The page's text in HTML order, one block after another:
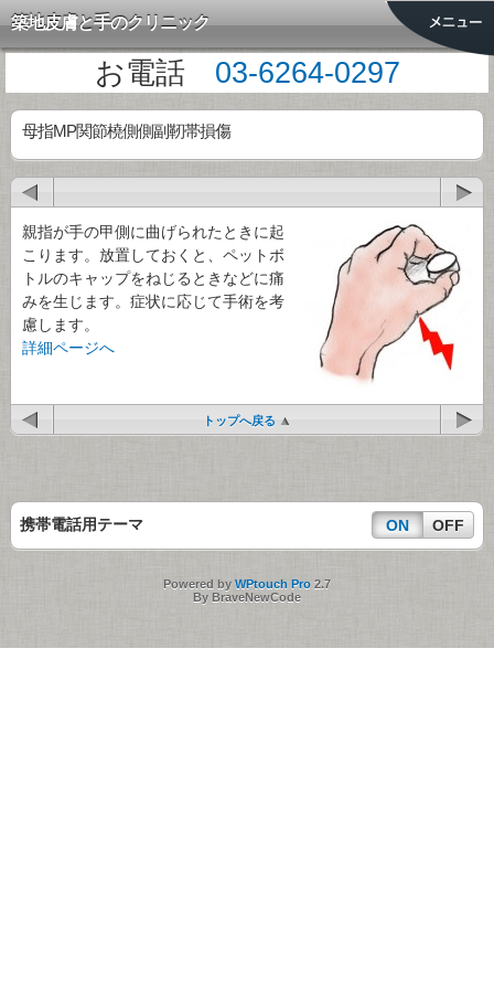
築地皮膚と手のクリニック
お電話 03-6264-0297
母指MP関節橈側側副靭帯損傷
親指が手の甲側に曲げられたときに起
こります。放置しておくと、ペットボ
トルのキャップをねじるときなどに痛
みを生じます。症状に応じて手術を考
慮します。
詳細ページへ
トップへ戻る
携帯電話用テーマ ON OFF
Powered by WPtouch Pro 2.7
By BraveNewCode